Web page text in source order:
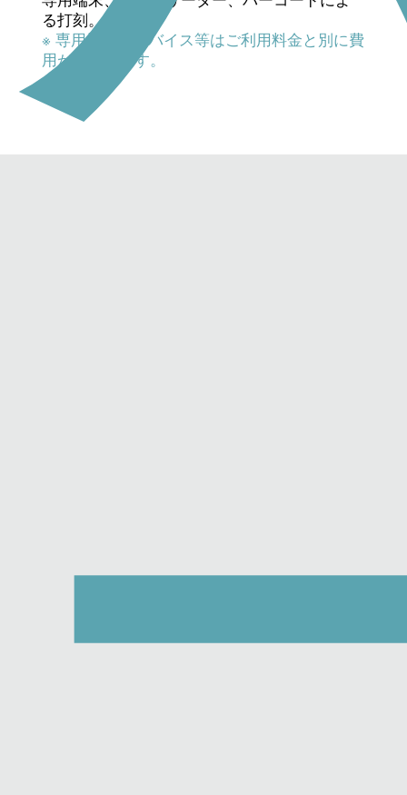
る打刻。
※ 専用機器、デバイス等はご利用料金と別に費
用がかかります。